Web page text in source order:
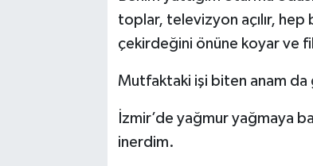
toplar, televizyon açılır,
çekirdeğini önüne koyar ve
Mutfaktaki işi biten anam da
İzmir’de yağmur yağmaya
inerdim.